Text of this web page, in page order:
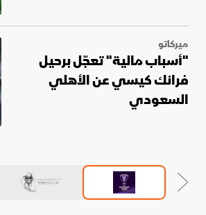
ميركاتو
"أسباب مالية" تعجّل برحيل
فرانك كيسي عن الأهلي
السعودي